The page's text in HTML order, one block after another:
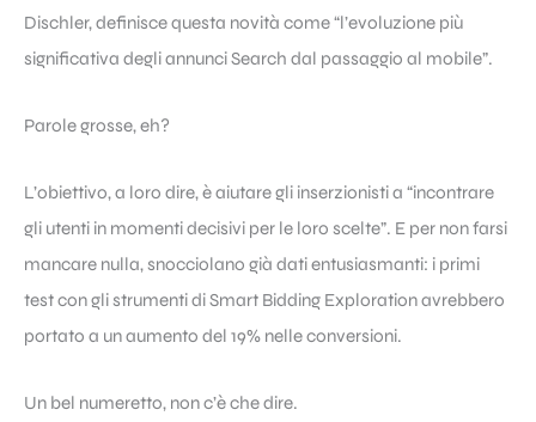
Dischler, definisce questa novità come “l’evoluzione più
significativa degli annunci Search dal passaggio al mobile”.
Parole grosse, eh?
L’obiettivo, a loro dire, è aiutare gli inserzionisti a “incontrare
gli utenti in momenti decisivi per le loro scelte”. E per non farsi
mancare nulla, snocciolano già dati entusiasmanti: i primi
test con gli strumenti di Smart Bidding Exploration avrebbero
portato a un aumento del 19% nelle conversioni.
Un bel numeretto, non c’è che dire.